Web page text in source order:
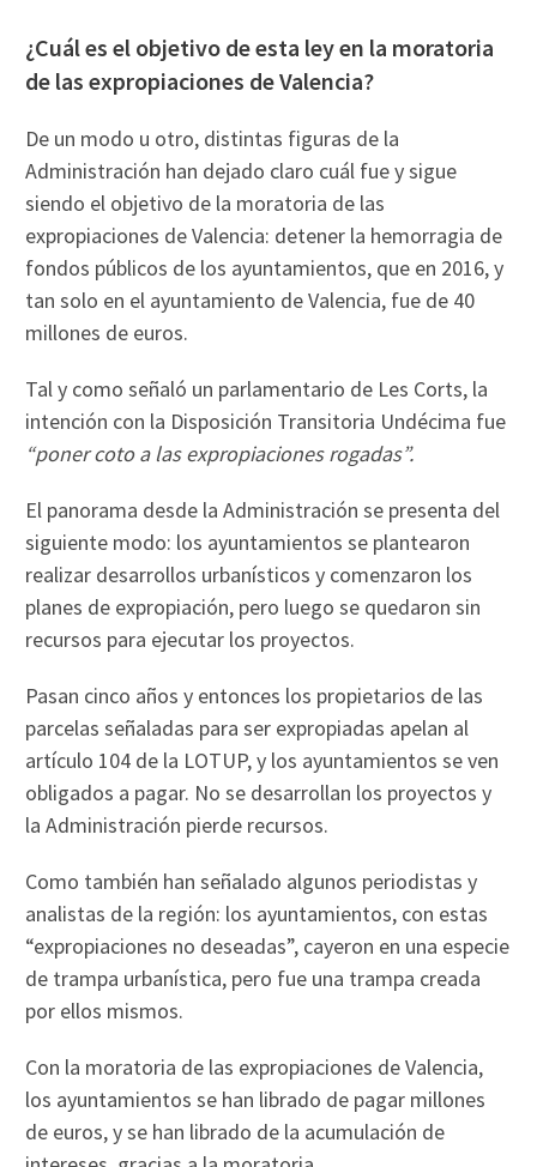
¿Cuál es el objetivo de esta ley en la moratoria
de las expropiaciones de Valencia?
De un modo u otro, distintas figuras de la
Administración han dejado claro cuál fue y sigue
siendo el objetivo de la moratoria de las
expropiaciones de Valencia: detener la hemorragia de
fondos públicos de los ayuntamientos, que en 2016, y
tan solo en el ayuntamiento de Valencia, fue de 40
millones de euros.
Tal y como señaló un parlamentario de Les Corts, la
intención con la Disposición Transitoria Undécima fue
“poner coto a las expropiaciones rogadas”.
El panorama desde la Administración se presenta del
siguiente modo: los ayuntamientos se plantearon
realizar desarrollos urbanísticos y comenzaron los
planes de expropiación, pero luego se quedaron sin
recursos para ejecutar los proyectos.
Pasan cinco años y entonces los propietarios de las
parcelas señaladas para ser expropiadas apelan al
artículo 104 de la LOTUP, y los ayuntamientos se ven
obligados a pagar. No se desarrollan los proyectos y
la Administración pierde recursos.
Como también han señalado algunos periodistas y
analistas de la región: los ayuntamientos, con estas
“expropiaciones no deseadas”, cayeron en una especie
de trampa urbanística, pero fue una trampa creada
por ellos mismos.
Con la moratoria de las expropiaciones de Valencia,
los ayuntamientos se han librado de pagar millones
de euros, y se han librado de la acumulación de